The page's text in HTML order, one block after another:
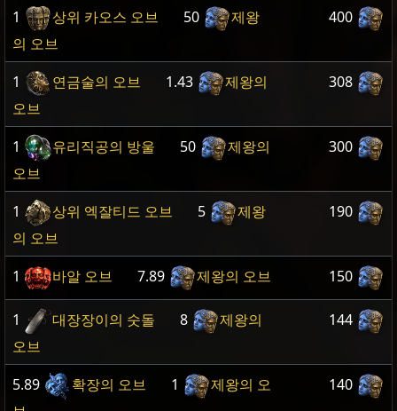
1 상위 카오스 오브 50
제왕
의 오브
400
1 연금술의 오브 1.43
제왕의
오브
308
1 유리직공의 방울 50
제왕의
오브
300
1 상위 엑잘티드 오브 5
제왕
의 오브
190
1 바알 오브 7.89 제왕의 오브 150
1 대장장이의 숫돌 8
제왕의
오브
144
5.89 확장의 오브 1
제왕의 오
140